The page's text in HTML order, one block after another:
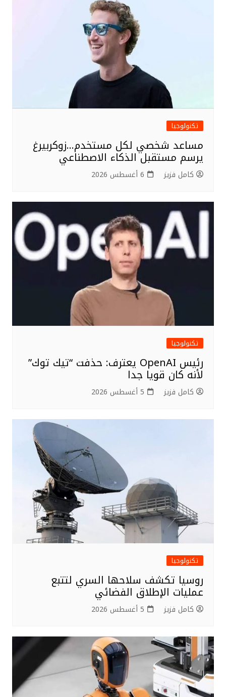
تكنولوجيا
مساعد شخصي لكل مستخدم…زوكربيرغ
يرسم مستقبل الذكاء الاصطناعي
كامل فزيز 6 أغسطس 2026
تكنولوجيا
رئيس OpenAI يعترف: حذفت “تيك توك”
لأنه كان قويا جدا
كامل فزيز 5 أغسطس 2026
تكنولوجيا
روسيا تكشف سلاحها السري لتتبع
عمليات الإطلاق الفضائي
كامل فزيز 5 أغسطس 2026